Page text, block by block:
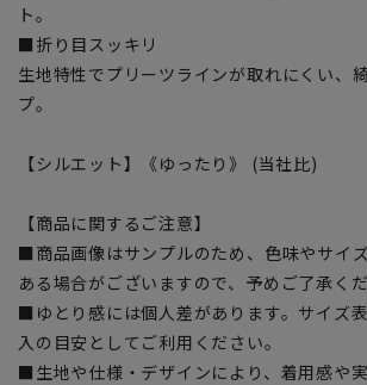
ト。
■折り目スッキリ
生地特性でプリーツラインが取れにくい、
プ。
【シルエット】《ゆったり》 (当社比)
【商品に関するご注意】
■商品画像はサンプルのため、色味やサイ
ある場合がございますので、予めご了承くだ
■ゆとり感には個人差があります。サイズ
入の目安としてご利用ください。
■生地や仕様・デザインにより、着用感や